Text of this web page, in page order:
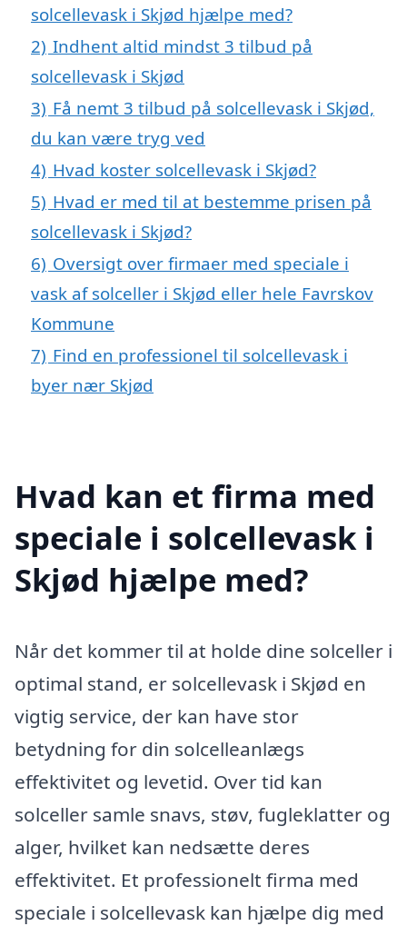
solcellevask i Skjød hjælpe med?
2) Indhent altid mindst 3 tilbud på
solcellevask i Skjød
3) Få nemt 3 tilbud på solcellevask i Skjød,
du kan være tryg ved
4) Hvad koster solcellevask i Skjød?
5) Hvad er med til at bestemme prisen på
solcellevask i Skjød?
6) Oversigt over firmaer med speciale i
vask af solceller i Skjød eller hele Favrskov
Kommune
7) Find en professionel til solcellevask i
byer nær Skjød
Hvad kan et firma med
speciale i solcellevask i
Skjød hjælpe med?
Når det kommer til at holde dine solceller i
optimal stand, er solcellevask i Skjød en
vigtig service, der kan have stor
betydning for din solcelleanlægs
effektivitet og levetid. Over tid kan
solceller samle snavs, støv, fugleklatter og
alger, hvilket kan nedsætte deres
effektivitet. Et professionelt firma med
speciale i solcellevask kan hjælpe dig med